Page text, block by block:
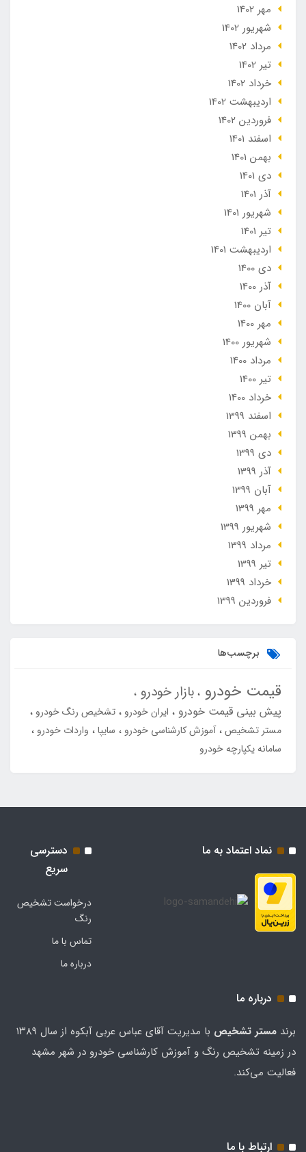
مهر 1402
شهریور 1402
مرداد 1402
تير 1402
خرداد 1402
ارديبهشت 1402
فروردین 1402
اسفند 1401
بهمن 1401
دی 1401
آذر 1401
شهریور 1401
تير 1401
ارديبهشت 1401
دی 1400
آذر 1400
آبان 1400
مهر 1400
شهریور 1400
مرداد 1400
تير 1400
خرداد 1400
اسفند 1399
بهمن 1399
دی 1399
آذر 1399
آبان 1399
مهر 1399
شهریور 1399
مرداد 1399
تير 1399
خرداد 1399
فروردین 1399
برچسب‌ها
قیمت خودرو بازار خودرو
پیش بینی قیمت خودرو ایران خودرو
تشخیص رنگ خودرو
مستر تشخیص آموزش کارشناسی خودرو سایپا
واردات خودرو
سامانه یکپارچه خودرو
نماد اعتماد به ما
دسترسی
سریع
درخواست تشخیص
رنگ
تماس با ما
درباره ما
درباره ما
برند مستر تشخيص
با مدیریت آقای عباس عربی آبکوه از سال ۱۳۸۹
در زمینه تشخیص رنگ و آموزش کارشناسی خودرو در شهر مشهد
فعالیت می‌کند.
ارتباط با ما